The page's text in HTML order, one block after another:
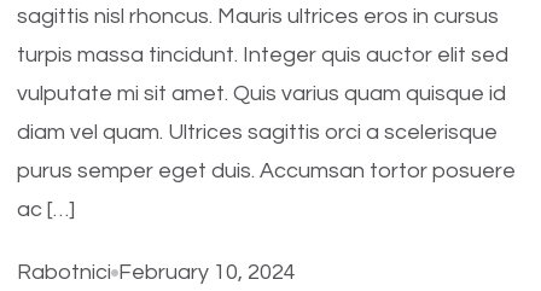
sagittis nisl rhoncus. Mauris ultrices eros in cursus
turpis massa tincidunt. Integer quis auctor elit sed
vulputate mi sit amet. Quis varius quam quisque id
diam vel quam. Ultrices sagittis orci a scelerisque
purus semper eget duis. Accumsan tortor posuere
ac […]
Rabotnici February 10, 2024